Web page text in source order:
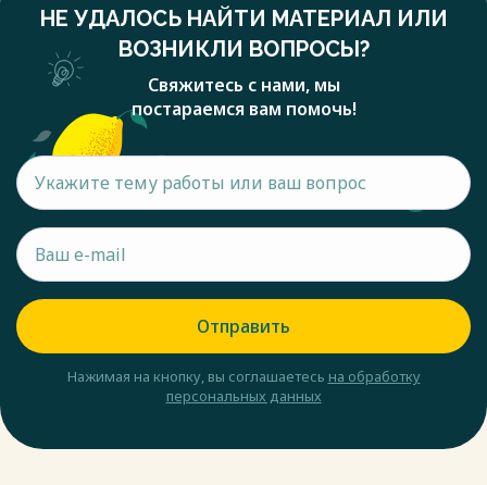
НЕ УДАЛОСЬ НАЙТИ МАТЕРИАЛ ИЛИ
ВОЗНИКЛИ ВОПРОСЫ?
Свяжитесь с нами, мы
постараемся вам помочь!
Отправить
Нажимая на кнопку, вы соглашаетесь на обработку
персональных данных